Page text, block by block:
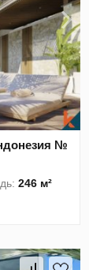
№
246 м²